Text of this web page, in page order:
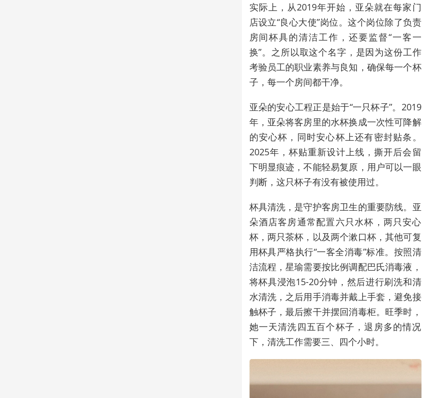
实际上，从2019年开始，亚朵就在每家门
店设立“良心大使”岗位。这个岗位除了负责
房间杯具的清洁工作，还要监督“一客一
换”。之所以取这个名字，是因为这份工作
考验员工的职业素养与良知，确保每一个杯
子，每一个房间都干净。
亚朵的安心工程正是始于“一只杯子”。 2019
年，亚朵将客房里的水杯换成一次性可降解
的安心杯 ，同时安心杯上还有密封贴条。
2025年，杯贴重新设计上线，撕开后会留
下明显痕迹，不能轻易复原，用户可以一眼
判断，这只杯子有没有被使用过。
杯具清洗，是守护客房卫生的重要防线。亚
朵酒店客房通常配置六只水杯，两只安心
杯，两只茶杯，以及两个漱口杯，其他可复
用杯具严格执行“一客全消毒”标准。按照清
洁流程，星瑜需要按比例调配巴氏消毒液，
将杯具浸泡15-20分钟，然后进行刷洗和清
水清洗，之后用手消毒并戴上手套，避免接
触杯子，最后擦干并摆回消毒柜。旺季时，
她一天清洗四五百个杯子，退房多的情况
下，清洗工作需要三、四个小时。